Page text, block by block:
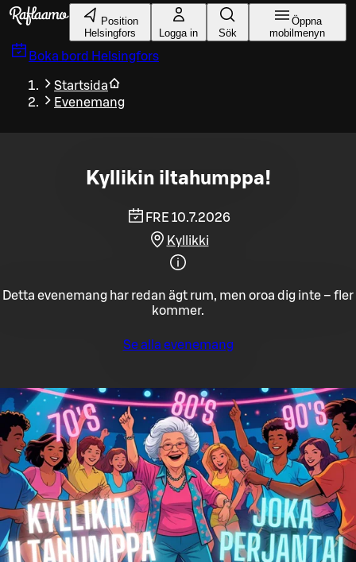
Gå till huvudinnehållet
Position
Helsingfors
Logga in Sök
Öppna
mobilmenyn
Boka bord Helsingfors
Startsida
Evenemang
Kyllikin iltahumppa!
FRE 10.7.2026
Kyllikki
Detta evenemang har redan ägt rum, men oroa dig inte – fler
kommer.
Se alla evenemang